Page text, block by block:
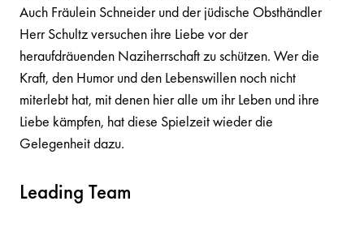
Auch Fräulein Schneider und der jüdische Obsthändler
Herr Schultz versuchen ihre Liebe vor der
heraufdräuenden Naziherrschaft zu schützen. Wer die
Kraft, den Humor und den Lebenswillen noch nicht
miterlebt hat, mit denen hier alle um ihr Leben und ihre
Liebe kämpfen, hat diese Spielzeit wieder die
Gelegenheit dazu.
Leading Team